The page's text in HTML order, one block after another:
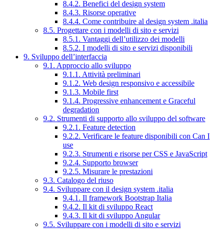
8.4.2. Benefici del design system
8.4.3. Risorse operative
8.4.4. Come contribuire al design system .italia
8.5. Progettare con i modelli di sito e servizi
8.5.1. Vantaggi dell’utilizzo dei modelli
8.5.2. I modelli di sito e servizi disponibili
9. Sviluppo dell’interfaccia
9.1. Approccio allo sviluppo
9.1.1. Attività preliminari
9.1.2. Web design responsivo e accessibile
9.1.3. Mobile first
9.1.4. Progressive enhancement e Graceful
degradation
9.2. Strumenti di supporto allo sviluppo del software
9.2.1. Feature detection
9.2.2. Verificare le feature disponibili con Can I
use
9.2.3. Strumenti e risorse per CSS e JavaScript
9.2.4. Supporto browser
9.2.5. Misurare le prestazioni
9.3. Catalogo del riuso
9.4. Sviluppare con il design system .italia
9.4.1. Il framework Bootstrap Italia
9.4.2. Il kit di sviluppo React
9.4.3. Il kit di sviluppo Angular
9.5. Sviluppare con i modelli di sito e servizi